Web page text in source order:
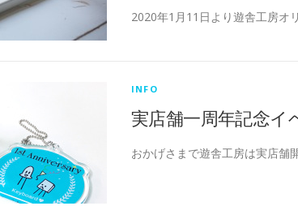
2020年1月11日より遊舎工房オ
INFO
実店舗一周年記念イ
おかげさまで遊舎工房は実店舗